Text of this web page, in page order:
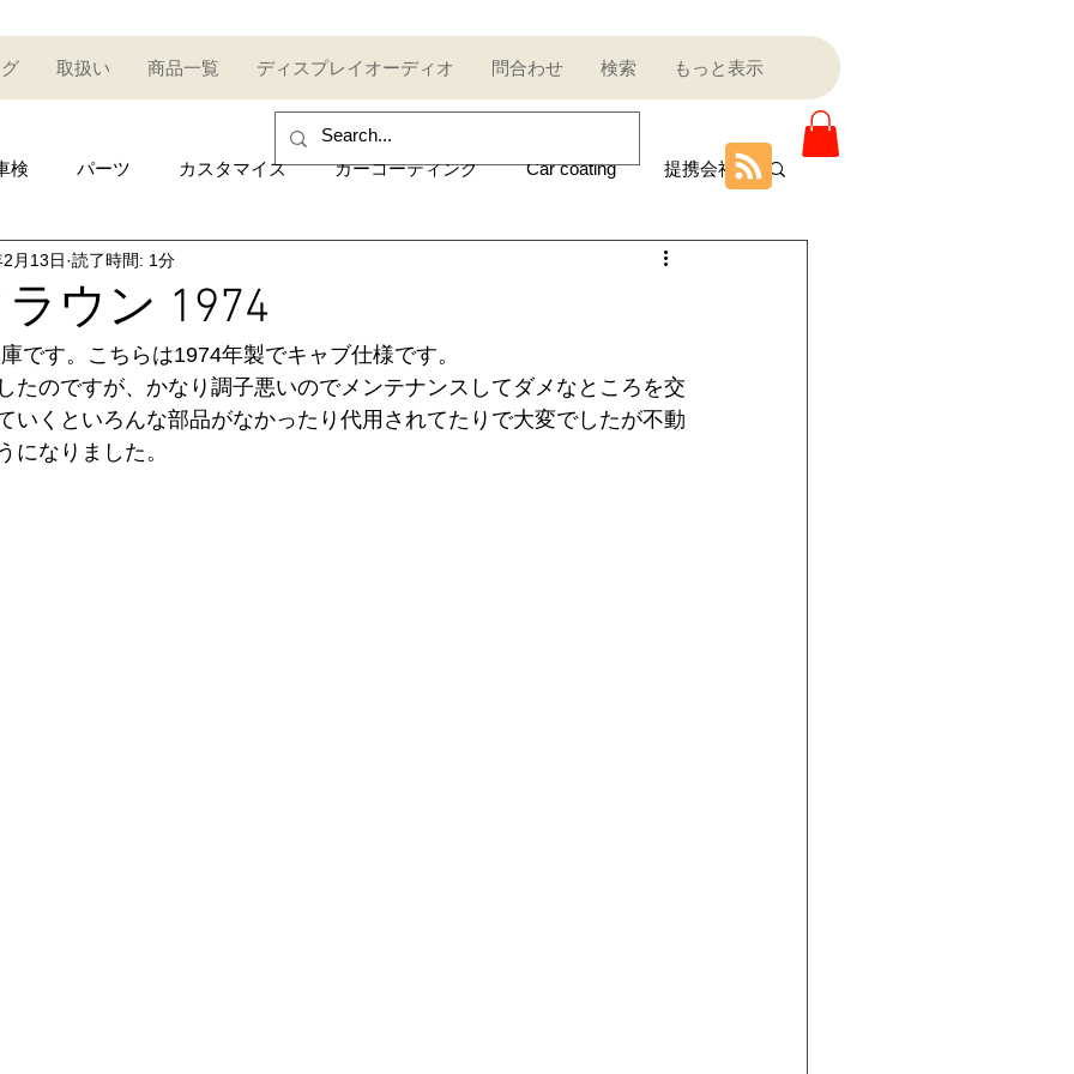
取扱い 商品一覧 ディスプレイオーディオ 問合わせ 検索 もっと表示
検 パーツ カスタマイズ カーコーティング Car coating 提携会社
sales and purchase
Other category 中古車 Secondhand car セール
AUDI
ラウン 1974
月13日 読了時間: 1分
です。こちらは1974年製でキャブ仕様です。
たのですが、かなり調子悪いのでメンテナンスしてダメなところを交
いくといろんな部品がなかったり代用されてたりで大変でしたが不動
になりました。